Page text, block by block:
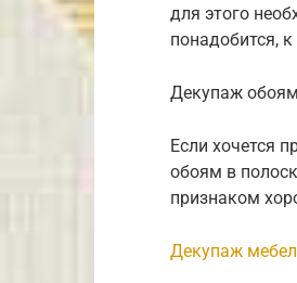
для этого
понадобится,
Декупаж
Если хочется
обоям в
признаком
Декупаж